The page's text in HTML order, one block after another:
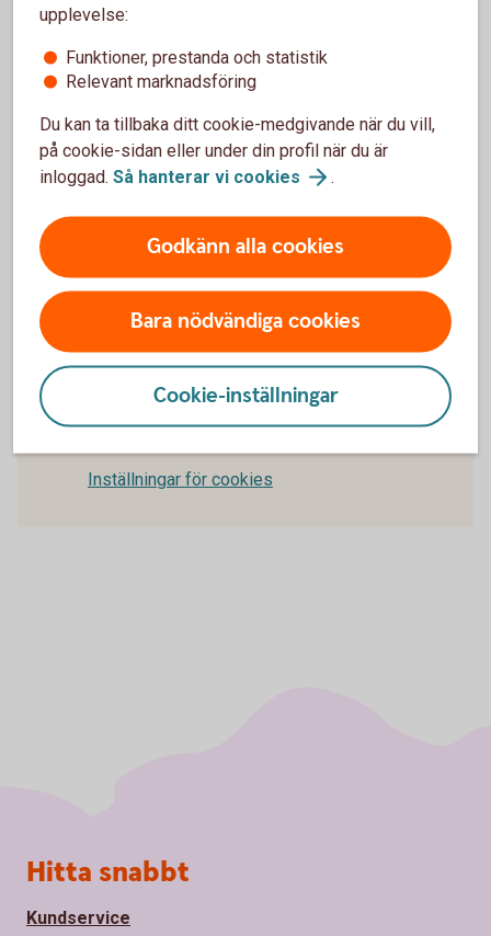
Vanliga frågor och svar
Vem är det som startar processen i en
exportremburs?
Behöver jag ha en limit i min bank för
exportremburs?
För att se detta innehåll behöver du först
Inställningar för cookies
upplevelse:
Funktioner, prestanda och statistik
Relevant marknadsföring
Du kan ta tillbaka ditt cookie-medgivande när du vill,
på cookie-sidan eller under din profil när du är
inloggad. Så hanterar vi cookies .
Godkänn alla cookies
Bara nödvändiga cookies
Cookie-inställningar
Sidfot
Hitta snabbt
Kundservice